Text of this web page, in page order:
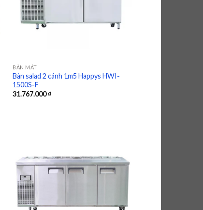
BÀN MÁT
Bàn salad 2 cánh 1m5 Happys HWI-
1500S-F
31.767.000₫
Add to
wishlist